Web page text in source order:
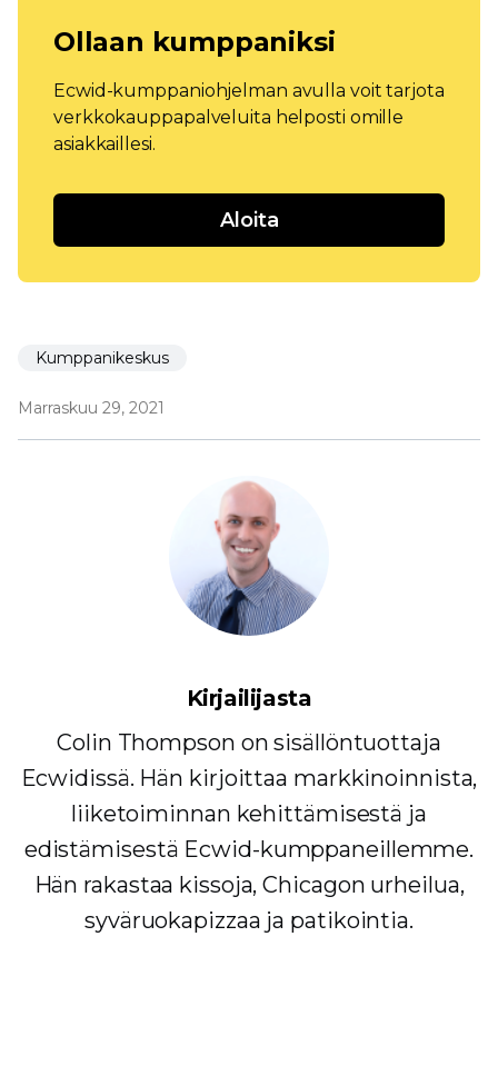
Ollaan kumppaniksi
Ecwid-kumppaniohjelman avulla voit tarjota
verkkokauppapalveluita helposti omille
asiakkaillesi.
Aloita
Kumppanikeskus
Marraskuu 29, 2021
Kirjailijasta
Colin Thompson on sisällöntuottaja
Ecwidissä. Hän kirjoittaa markkinoinnista,
liiketoiminnan kehittämisestä ja
edistämisestä Ecwid-kumppaneillemme.
Hän rakastaa kissoja, Chicagon urheilua,
syväruokapizzaa ja patikointia.